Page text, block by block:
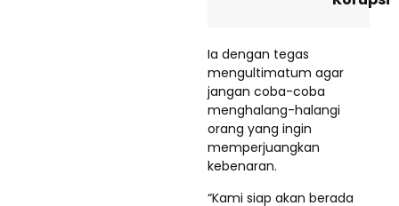
Ia dengan tegas
mengultimatum agar
jangan coba-coba
menghalang-halangi
orang yang ingin
memperjuangkan
kebenaran.
“Kami siap akan berada